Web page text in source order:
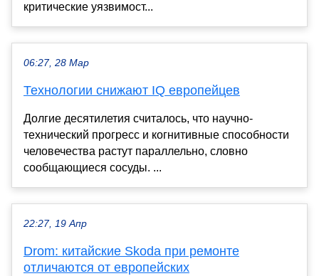
критические уязвимост...
06:27, 28 Мар
Технологии снижают IQ европейцев
Долгие десятилетия считалось, что научно-
технический прогресс и когнитивные способности
человечества растут параллельно, словно
сообщающиеся сосуды. ...
22:27, 19 Апр
Drom: китайские Skoda при ремонте
отличаются от европейских